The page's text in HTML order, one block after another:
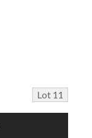
Lot 11